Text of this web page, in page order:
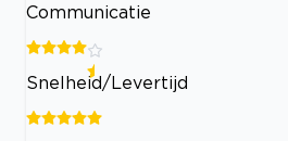
Communicatie
Snelheid/Levertijd